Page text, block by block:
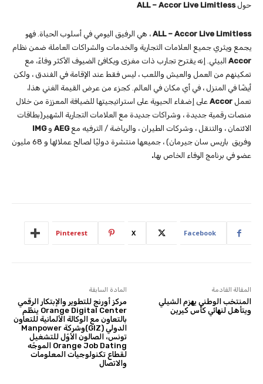
حولALL – Accor Live Limitless
ALL – Accor Live Limitless ، هي الرفيق اليومي في أسلوب الحياة. فهو
يجمع ويثري جميع العلامات التجارية والخدمات والشراكات العاملة ضمن نظام
Accor البيئي. إنه يقترح تجارب ذات مغزى ويكافئ الضيوف الأكثر وفاءً، مع
تمكينهم من العمل والعيش واللعب ، ليس فقط عند الإقامة في الفندق ، ولكن
أيضًا في المنزل ، في أي مكان في العالم. كجزء من عرض القيمة الغني هذا،
تعمل
على إضفاء الحيوية على استراتيجيتها للضيافة المعززة من خلال
منصات رقمية جديدة ، وشراكات جديدة مع العلامات التجارية الشهير(بطاقات
الائتمان ، والتنقل ، وشركات الطيران ، والرياضة / الترفيه مع AEG و IMG
وفريق باريس سان جيرمان)
، جميعها منتشرة دوليًا لصالح عملائها و 68 مليون
عضو في برنامج الوفاء الخاص بها.
Facebook
X
Pinterest
المادة السابقة
مركز أورنج للتطوير والإبتكار الرقمي
Orange Digital Center ينظّم
بالتعاون مع الوكالة الألمانية للتعاون
الدولي (GIZ)وشركة Manpower
تونس، الصالون الأوّل للتشغيل
Orange Job Dating الموجّه
لقطاع تكنولوجيات المعلومات
والاتصال
المقالة القادمة
المنتخب الوطني يهزم الشيلي
ويتأهل لنهائي كأس كيرين